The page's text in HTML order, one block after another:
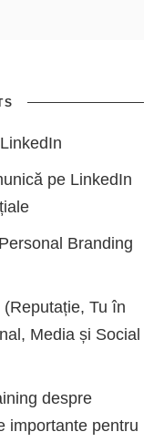
pe LinkedIn
Branding
(Reputație, Tu în
Media și Social
despre
importante pentru